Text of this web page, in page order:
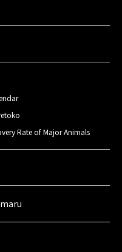
Rate of Major Animals